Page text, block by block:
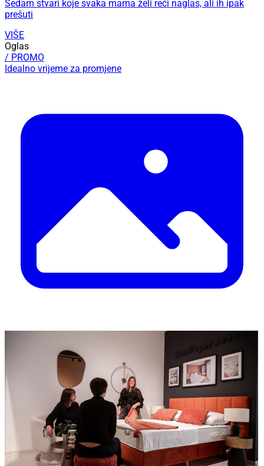
Sedam stvari koje svaka mama želi reći naglas, ali ih ipak
prešuti
VIŠE
Oglas
/ PROMO
Idealno vrijeme za promjene